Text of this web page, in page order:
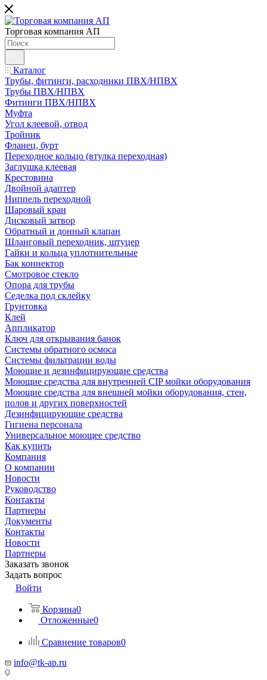
Торговая компания АП
Каталог
Трубы, фитинги, расходники ПВХ/НПВХ
Трубы ПВХ/НПВХ
Фитинги ПВХ/НПВХ
Муфта
Угол клеевой, отвод
Тройник
Фланец, бурт
Переходное кольцо (втулка переходная)
Заглушка клеевая
Крестовина
Двойной адаптер
Ниппель переходной
Шаровый кран
Дисковый затвор
Обратный и донный клапан
Шланговый переходник, штуцер
Гайки и кольца уплотнительные
Бак коннектор
Смотровое стекло
Опора для трубы
Седелка под склейку
Грунтовка
Клей
Аппликатор
Ключ для открывания банок
Системы обратного осмоса
Системы фильтрации воды
Моющие и дезинфицирующие средства
Моющие средства для внутренней CIP мойки оборудования
Моющие средства для внешней мойки оборудования, стен,
полов и других поверхностей
Дезинфицирующие средства
Гигиена персонала
Универсальное моющее средство
Как купить
Компания
О компании
Новости
Руководство
Контакты
Партнеры
Документы
Контакты
Новости
Партнеры
Заказать звонок
Задать вопрос
Войти
Корзина0
Отложенные0
Сравнение товаров0
info@tk-ap.ru